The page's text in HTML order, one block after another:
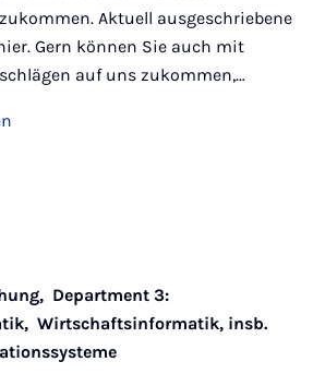
Aktuell ausgeschriebene
Gern können Sie auch mit
auf uns zukommen,…
Department 3:
Wirtschaftsinformatik, insb.